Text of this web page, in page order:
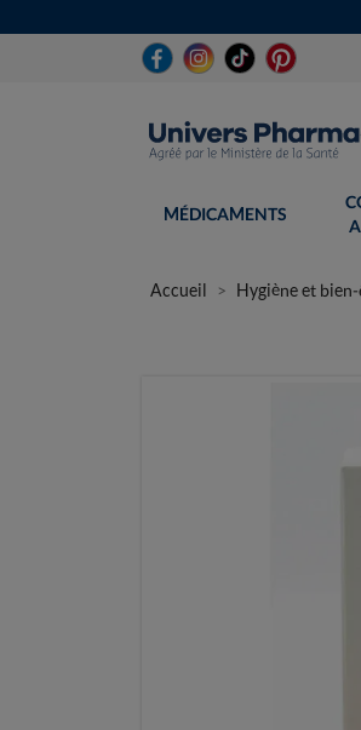
MÉDICAMENTS
Accueil Hygiène et